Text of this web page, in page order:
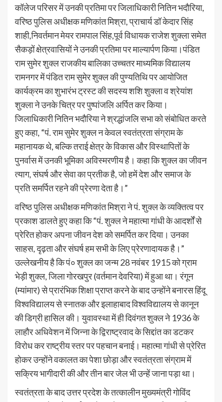
कॉलेज परिसर में उनकी प्रतिमा पर जिलाधिकारी नितिन भदौरिया,
वरिष्ठ पुलिस अधीक्षक मणिकांत मिश्रा, प्राचार्य डॉ केदार सिंह
शाही,निवर्तमान मेयर रामपाल सिंह,पूर्व विधायक राजेश शुक्ला समेत
सैकड़ों क्षेत्रवासियों ने उनकी प्रतिमा पर माल्यार्पण किया।पंडित
राम सुमेर शुक्ल राजकीय बालिका उच्चतर माध्यमिक विद्यालय
रामनगर में पंडित राम सुमेर शुक्ल की पुण्यतिथि पर आयोजित
कार्यक्रम का शुभारंभ ट्रस्ट की सदस्य शशि शुक्ला व श्रेयांश
शुक्ला ने उनके चित्र पर पुष्पांजलि अर्पित कर किया।
जिलाधिकारी नितिन भदौरिया ने श्रद्धांजलि सभा को संबोधित करते
हुए कहा, “पं. राम सुमेर शुक्ल न केवल स्वतंत्रता संग्राम के
महानायक थे, बल्कि तराई क्षेत्र के विकास और विस्थापितों के
पुनर्वास में उनकी भूमिका अविस्मरणीय है। कहा कि शुक्ल का जीवन
त्याग, संघर्ष और सेवा का प्रतीक है, जो हमें देश और समाज के
प्रति समर्पित रहने की प्रेरणा देता है।”
वरिष्ठ पुलिस अधीक्षक मणिकांत मिश्रा ने पं. शुक्ल के व्यक्तित्व पर
प्रकाश डालते हुए कहा कि “पं. शुक्ल ने महात्मा गांधी के आदर्शों से
प्रेरित होकर अपना जीवन देश को समर्पित कर दिया। उनका
साहस, दृढ़ता और संघर्ष हम सभी के लिए प्रेरणादायक है।”
उल्लेखनीय है कि पं० शुक्ल का जन्म 28 नवंबर 1915 को ग्राम
भेड़ी शुक्ल, जिला गोरखपुर (वर्तमान देवरिया) में हुआ था। रंगून
(म्यांमार) से प्रारंभिक शिक्षा प्राप्त करने के बाद उन्होंने बनारस हिंदू
विश्वविद्यालय से स्नातक और इलाहाबाद विश्वविद्यालय से कानून
की डिग्री हासिल की। युवावस्था में ही दिवंगत शुक्ल ने 1936 के
लाहौर अधिवेशन में जिन्ना के द्विराष्ट्रवाद के सिद्दांत का डटकर
विरोध कर राष्ट्रीय स्तर पर पहचान बनाई। महात्मा गांधी से प्रेरित
होकर उन्होंने वकालत का पेशा छोड़ा और स्वतंत्रता संग्राम में
सक्रिय भागीदारी की और तीन बार जेल भी उन्हें जाना पड़ा था।
स्वतंत्रता के बाद उत्तर प्रदेश के तत्कालीन मुख्यमंत्री गोविंद